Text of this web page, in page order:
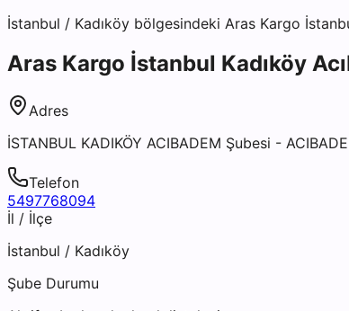
İstanbul / Kadıköy bölgesindeki Aras Kargo
Aras Kargo İstanbul Kadıköy
Adres
İSTANBUL KADIKÖY ACIBADEM Şubesi -
Telefon
5497768094
İl / İlçe
İstanbul / Kadıköy
Şube Durumu